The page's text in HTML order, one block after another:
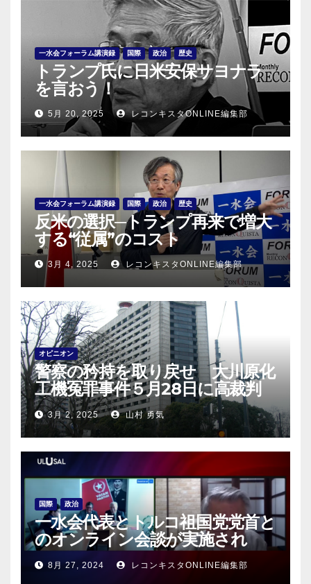
一水会フォーラム講演録 国際 政治 歴史
トランプ氏に日米安保サヨナラ
を言おう！
5月 20, 2025 レコンキスタONLINE編集部
一水会フォーラム講演録 国際 政治 歴史
反米の選択─トランプ再来で増大
する“従属”のコスト
3月 4, 2025 レコンキスタONLINE編集部
オピニオン
警察の矜持を取り戻せ 大川原化
工機冤罪事件５月28日に高裁判
決！
3月 2, 2025 山村 勇気
国際 政治
一水会代表とトルコ祖国党党首と
のオンライン会談が実施され
る！
8月 27, 2024 レコンキスタONLINE編集部